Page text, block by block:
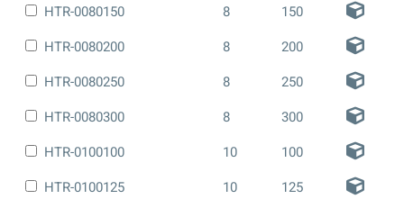
HTR-0080150
8
150
HTR-0080200
8
200
HTR-0080250
8
250
HTR-0080300
8
300
HTR-0100100
10
100
HTR-0100125
10
125